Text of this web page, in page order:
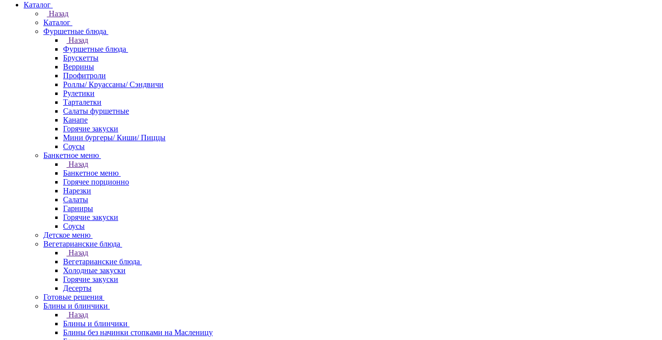
Каталог
Назад
Каталог
Фуршетные блюда
Назад
Фуршетные блюда
Брускетты
Веррины
Профитроли
Роллы/ Круассаны/ Сэндвичи
Рулетики
Тарталетки
Салаты фуршетные
Канапе
Горячие закуски
Мини бургеры/ Киши/ Пиццы
Соусы
Банкетное меню
Назад
Банкетное меню
Горячее порционно
Нарезки
Салаты
Гарниры
Горячие закуски
Соусы
Детское меню
Вегетарианские блюда
Назад
Вегетарианские блюда
Холодные закуски
Горячие закуски
Десерты
Готовые решения
Блины и блинчики
Назад
Блины и блинчики
Блины без начинки стопками на Масленицу